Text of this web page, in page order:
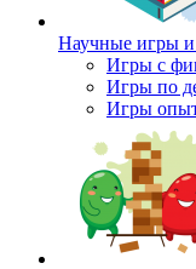
Научные игры
Игры с
Игры по
Игры